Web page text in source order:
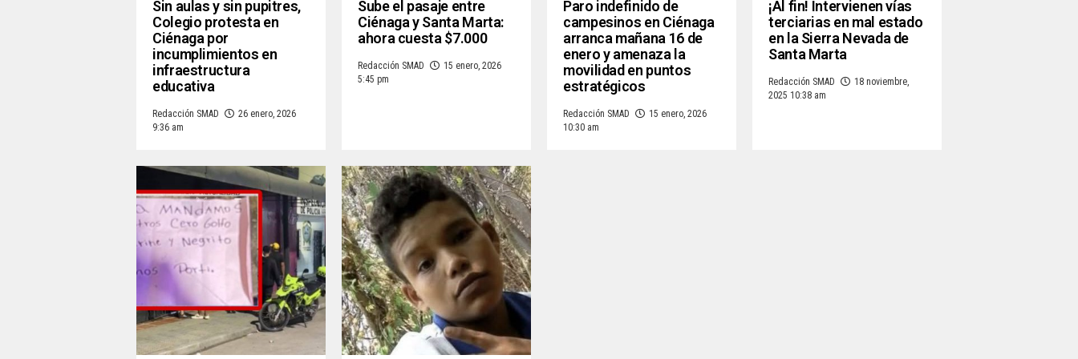
Sin aulas y sin pupitres,
Colegio protesta en
Ciénaga por
incumplimientos en
infraestructura
educativa
Redacción SMAD
26 enero, 2026
9:36 am
Sube el pasaje entre
Ciénaga y Santa Marta:
ahora cuesta $7.000
Redacción SMAD
15 enero, 2026
5:45 pm
Paro indefinido de
campesinos en Ciénaga
arranca mañana 16 de
enero y amenaza la
movilidad en puntos
estratégicos
Redacción SMAD
15 enero, 2026
10:30 am
¡Al fin! Intervienen vías
terciarias en mal estado
en la Sierra Nevada de
Santa Marta
Redacción SMAD
18 noviembre,
2025 10:38 am